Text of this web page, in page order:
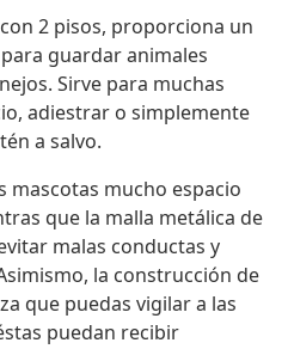
2 pisos, proporciona un
guardar animales
Sirve para muchas
adiestrar o simplemente
a salvo.
mascotas mucho espacio
que la malla metálica de
malas conductas y
la construcción de
que puedas vigilar a las
puedan recibir